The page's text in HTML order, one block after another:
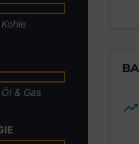
& Gas